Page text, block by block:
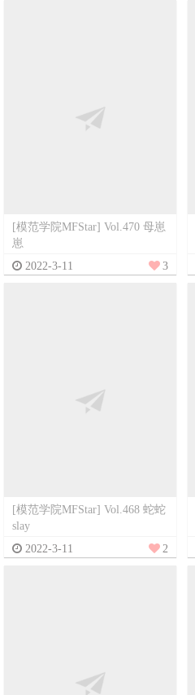
[模范学院MFStar] Vol.470 母崽
崽
2022-3-11
3
[模范学院MFStar] Vol.468 蛇蛇
slay
2022-3-11
2